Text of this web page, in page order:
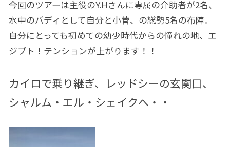
今回のツアーは主役のY.Hさんに専属の介助者が2名、
水中のバディとして自分と小菅、の総勢5名の布陣。
自分にとっても初めての幼少時代からの憧れの地、エ
ジプト！テンションが上がります！！
カイロで乗り継ぎ、レッドシーの玄関口、
シャルム・エル・シェイクへ・・